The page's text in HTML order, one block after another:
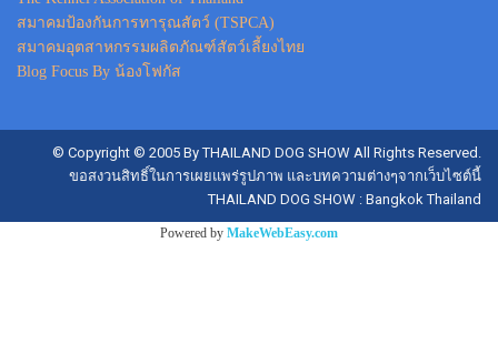
สมาคมป้องกันการทารุณสัตว์ (TSPCA)
สมาคมอุตสาหกรรมผลิตภัณฑ์สัตว์เลี้ยงไทย
Blog Focus By น้องโฟกัส
© Copyright © 2005 By THAILAND DOG SHOW All Rights Reserved.
ขอสงวนสิทธิ์ในการเผยแพร่รูปภาพ และบทความต่างๆจากเว็บไซต์นี้
THAILAND DOG SHOW : Bangkok Thailand
Powered by MakeWebEasy.com